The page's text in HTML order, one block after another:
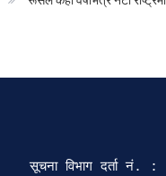
सूचना विभाग दर्ता‍ नं.